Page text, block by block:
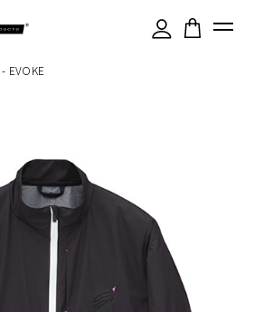
- EVOKE ×